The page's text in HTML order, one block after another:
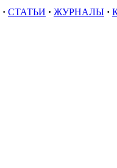
· СТАТЬИ · ЖУРНАЛЫ ·